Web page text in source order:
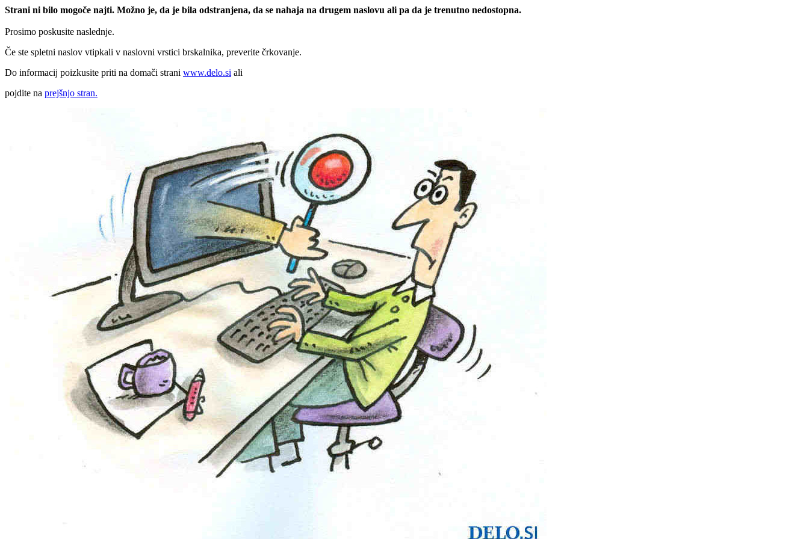
Strani ni bilo mogoče najti. Možno je, da je bila odstranjena, da se nahaja na drugem naslovu ali pa da je trenutno nedostopna.
Prosimo poskusite naslednje.
Če ste spletni naslov vtipkali v naslovni vrstici brskalnika, preverite črkovanje.
Do informacij poizkusite priti na domači strani www.delo.si ali
pojdite na prejšnjo stran.